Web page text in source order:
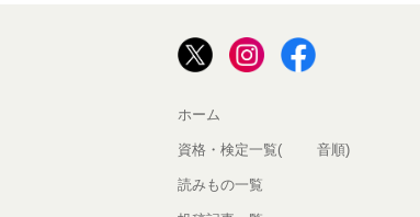
ホーム
資格・検定一覧(50音順)
読みもの一覧